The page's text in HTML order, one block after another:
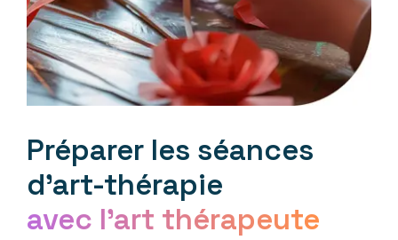
Préparer les séances
d’art-thérapie
avec l'art thérapeute